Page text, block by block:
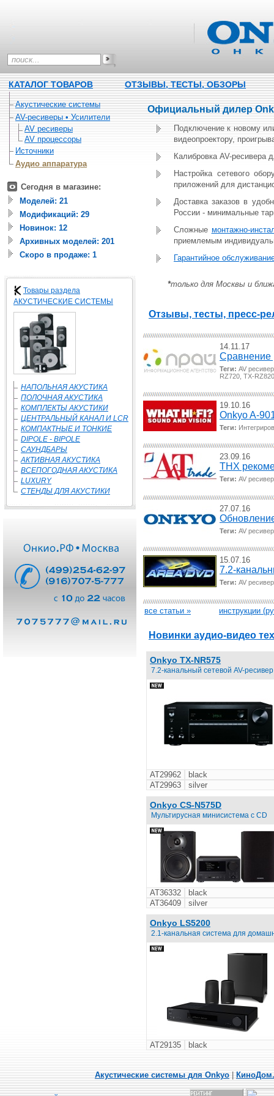
КАТАЛОГ ТОВАРОВ ОТЗЫВЫ, ТЕСТЫ, ОБЗОРЫ
Акустические системы
AV-ресиверы • Усилители
AV ресиверы
AV процессоры
Источники
Аудио аппаратура
Сегодня в магазине:
Моделей: 21
Модификаций: 29
Новинок: 12
Архивных моделей: 201
Скоро в продаже: 1
Товары раздела
АКУСТИЧЕСКИЕ СИСТЕМЫ
НАПОЛЬНАЯ АКУСТИКА
ПОЛОЧНАЯ АКУСТИКА
КОМПЛЕКТЫ АКУСТИКИ
ЦЕНТРАЛЬНЫЙ КАНАЛ И LCR
КОМПАКТНЫЕ И ТОНКИЕ
DIPOLE - BIPOLE
САУНДБАРЫ
АКТИВНАЯ АКУСТИКА
ВСЕПОГОДНАЯ АКУСТИКА
LUXURY
СТЕНДЫ ДЛЯ АКУСТИКИ
Официальный дилер
Подключение к новому
видеопроектору,
Калибровка AV-ресивера
Настройка сетевого
приложений для
Доставка заказов в
России - минимальные
Сложные монтажно-
приемлемым
Гарантийное
*только для Москвы и
Отзывы, тесты, пресс-
14.11.17
Сравнение
Теги: AV
RZ720, TX-RZ820
19.10.16
Onkyo A-
Теги:
23.09.16
THX
Теги: AV
27.07.16
Теги: AV
15.07.16
7.2-
Теги: AV
все статьи » инструкции
Новинки аудио-видео
Onkyo TX-NR575
7.2-канальный сетевой AV-ресивер
AT29962
black
AT29963
silver
Onkyo CS-N575D
Мультирусная минисистема с CD
AT36332
black
AT36409
silver
Onkyo LS5200
2.1-канальная система для
AT29135 black
Акустические системы для Onkyo